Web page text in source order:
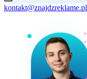
kontakt@znajdzreklame.pl